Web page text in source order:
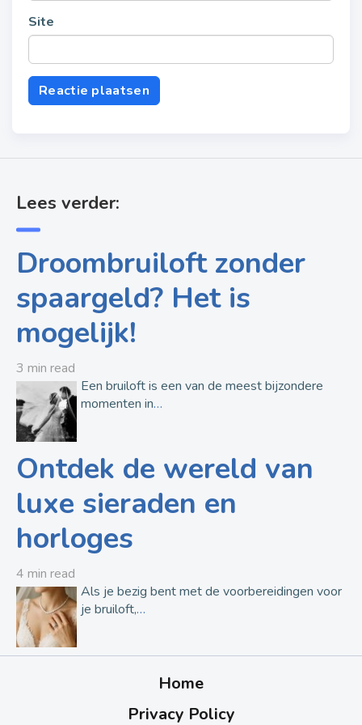
Site
Lees verder:
Droombruiloft zonder
spaargeld? Het is
mogelijk!
3 min read
Een bruiloft is een van de meest bijzondere
momenten in…
Ontdek de wereld van
luxe sieraden en
horloges
4 min read
Als je bezig bent met de voorbereidingen voor
je bruiloft,…
Home
Privacy Policy